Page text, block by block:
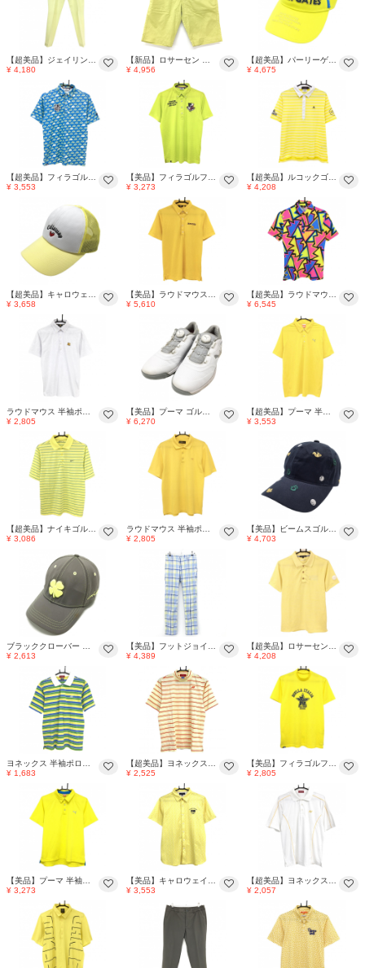
【超美品】ジェイリンドバーグ パンツ ライトイエロー ストレッチ メンズ 31/30 ゴルフウェア J．LINDEBERG
¥ 4,180
【新品】ロサーセン ハーフパンツ ライムイエロー系 ストレッチ 無地 メンズ 85 ゴルフウェア Rosasen
¥ 4,956
【超美品】パーリーゲイツ サンバイザー イエロー×ネイビー つば刺しゅう 汗取りパッド FR ゴルフウェア PEARLY GATES
¥ 4,675
【超美品】フィラゴルフ 半袖ポロシャツ ライトブルー×ライトイエロー 英字ロゴ総柄 胸ロゴ メンズ M ゴルフウェア FILA GOLF
¥ 3,553
【美品】フィラゴルフ 半袖ポロシャツ ライムイエロー系 ダイヤ柄 ボタンダウン メンズ L ゴルフウェア FILA GOLF
¥ 3,273
【超美品】ルコックゴルフ 半袖ポロシャツ イエロー×白 ボーダー ロゴ刺しゅう ワッペン メンズ M ゴルフウェア le coq sportif
¥ 4,208
【超美品】キャロウェイ メッシュキャップ イエロー×白 ハート FR ゴルフウェア 2025年モデル Callaway
¥ 3,658
【美品】ラウドマウス 半袖ポロシャツ イエロー ブロックチェック ボタンダウン メンズ M ゴルフウェア LOUDMOUTH
¥ 5,610
【超美品】ラウドマウス 半袖ポロシャツ 蛍光ピンク×イエロー×ブルー ネオンクリスタル 総柄 メンズ M ゴルフウェア LOUDMOUTH
¥ 6,545
ラウドマウス 半袖ポロシャツ 白×イエロー シャガデリック 地模様 ボタンダウン メンズ M ゴルフウェア LOUDMOUTH
¥ 2,805
【美品】プーマ ゴルフシューズ 白×グレー×イエロー 377526-01 プロアダプト アルファキャット 2.0 メンズ 26.0 ゴルフウェア PUMA
¥ 6,270
【超美品】プーマ 半袖ポロシャツ イエロー 背面メッシュボーダー ロゴ刺しゅう メンズ US-L ゴルフウェア PUMA
¥ 3,553
【超美品】ナイキゴルフ 半袖ポロシャツ イエロー×グリーン ボーダー FITDRY メンズ M ゴルフウェア NIKE
¥ 3,086
ラウドマウス 半袖ポロシャツ イエロー 無地 ロゴ刺しゅう メンズ M ゴルフウェア LOUDMOUTH
¥ 2,805
【美品】ビームスゴルフ キャップ ネイビー×グリーン×イエロー 総柄刺しゅう リス ゴルフウェア BEAMS GOLF
¥ 4,703
ブラッククローバー キャップ グレー系×ライトイエロー系 フロント立体ロゴ L/XL ゴルフウェア BLACK CLOVER
¥ 2,613
【美品】フットジョイ パンツ ブルーア×イエロー チェック 薄手 メンズ 31 ゴルフウェア FootJoy
¥ 4,389
【超美品】ロサーセン 半袖ポロシャツ 杢イエロー 襟裏ジグザグ柄 ロゴ メンズ M ゴルフウェア Rosasen
¥ 4,208
ヨネックス 半袖ポロシャツ ライトグリーン×イエロー×ブルー ボーダー VERYCOOL メンズ L ゴルフウェア YONEX
¥ 1,683
【超美品】ヨネックス 半袖ハイネックシャツ イエロー×白×オレンジ ボーダー VERYCOOL メンズ L ゴルフウェア YONEX
¥ 2,525
【美品】フィラゴルフ 半袖ハイネックシャツ イエロー×ブルー 地模様 ロゴプリント メンズ M ゴルフウェア le coq sportif
¥ 2,805
【美品】プーマ 半袖ポロシャツ イエロー×ライトブルー ロゴ刺しゅう 背面一部・袖下メッシュ メンズ L ゴルフウェア PUMA
¥ 3,273
【美品】キャロウェイ 半袖シャツ イエロー×白 花柄 メンズ L ゴルフウェア Callaway
¥ 3,553
【超美品】ヨネックス 半袖ポロシャツ 白×イエロー パイピングイエロー ロゴ刺しゅう メンズ L ゴルフウェア YONEX
¥ 2,057